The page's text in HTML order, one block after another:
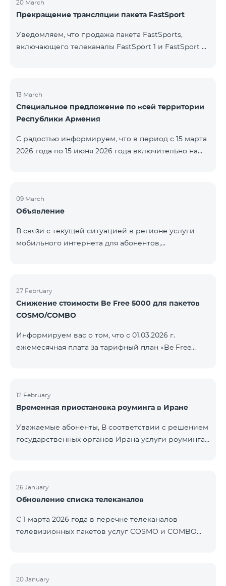
20 March
Прекращение трансляции пакета FastSport
Уведомляем, что продажа пакета FastSports,
включающего телеканалы FastSport 1 и FastSport 2,
решением вещателя. По вопросам или для
получения дополнительной информации просим
обращаться в компанию «Фаст Медиа».
13 March
Специальное предложение по всей территории
Республики Армения
С радостью информируем, что в период с 15 марта
2026 года по 15 июня 2026 года включительно на
Региональный будут доступны со скидкой 25% при
подключении на 12 месяцев с автоматическим
пакет COMBO 4 9900 также предоставляется со
скидкой 25% сроком на 12 месяцев. Кроме того, для
09 March
Объявление
В связи с текущей ситуацией в регионе услуги
мобильного интернета для абонентов,
Дополнительная информация будет
предоставлена в случае изменения ситуации.
Благодарим за понимание.
27 February
Снижение стоимости Be Free 5000 для пакетов
COSMO/COMBO
Информируем вас о том, что с 01.03.2026 г.
ежемесячная плата за тарифный план «Be Free
тарифному плану могут все абоненты с активной
подпиской на пакеты услуг COSMO или COMBO. С
ознакомиться здесь.
12 February
Временная приостановка роуминга в Иране
Уважаемые абоненты, В соответствии с решением
государственных органов Ирана услуги роуминга
контролем нашей компании. В настоящее время
точные сроки восстановления услуг неизвестны.
предоставлена по мере изменения ситуации.
Благодарим за понимание.
26 January
Обновление списка телеканалов
С 1 марта 2026 года в перечне телеканалов
телевизионных пакетов услуг COSMO и COMBO
только в тех регионах, где их трансляция является
20 January